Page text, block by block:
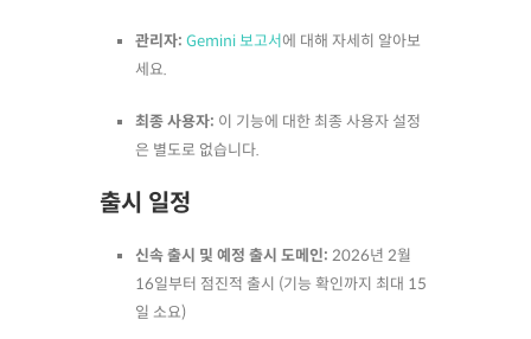
관리자: Gemini 보고서에 대해 자세히 알아보
세요.
최종 사용자: 이 기능에 대한 최종 사용자 설정
은 별도로 없습니다.
출시 일정
신속 출시 및 예정 출시 도메인: 2026년 2월
16일부터 점진적 출시 (기능 확인까지 최대 15
일 소요)